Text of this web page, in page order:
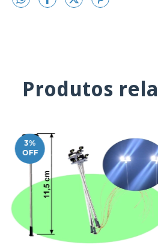
Produtos
3%
OFF